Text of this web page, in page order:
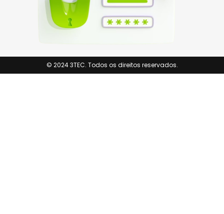
© 2024 3TEC. Todos os direitos reservados.